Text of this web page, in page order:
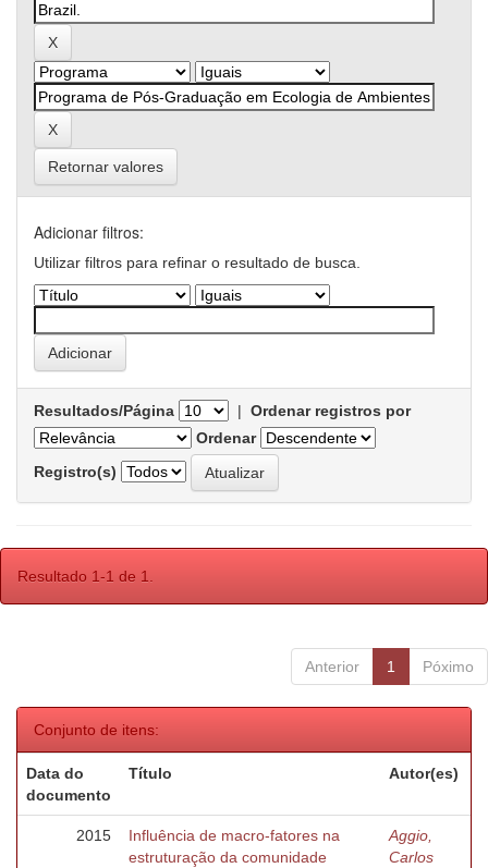
Retornar valores
Adicionar filtros:
Utilizar filtros para refinar o resultado de busca.
Resultados/Página | Ordenar registros por
Ordenar
Registro(s)
Resultado 1-1 de 1.
Anterior 1 Póximo
Conjunto de itens:
Data do
documento
Título Autor(es)
2015
Influência de macro-fatores na
estruturação da comunidade
Aggio,
Carlos